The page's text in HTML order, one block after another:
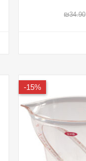
₪34.90
15%-